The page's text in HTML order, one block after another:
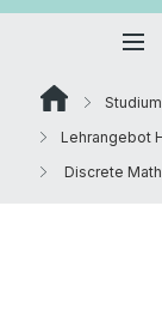
Studium
Lehrangebot
Discrete